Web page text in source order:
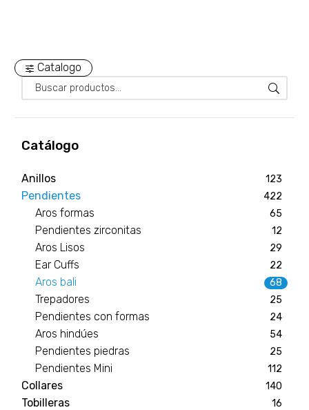
Catalogo
Catálogo
Anillos 123
Pendientes 422
Aros formas 65
Pendientes zirconitas 12
Aros Lisos 29
Ear Cuffs 22
Aros bali 68
Trepadores 25
Pendientes con formas 24
Aros hindúes 54
Pendientes piedras 25
Pendientes Mini 112
Collares 140
Tobilleras 16